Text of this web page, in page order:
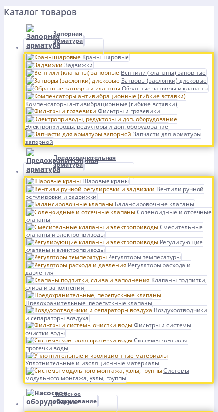
Каталог товаров
Запорная
арматура
Краны шаровые
Задвижки
Вентили (клапаны) запорные
Затворы (заслонки) дисковые
Обратные затворы и клапаны
Компенсаторы антивибрационные (гибкие вставки)
Фильтры и грязевики
Электроприводы, редукторы и доп. оборудование
Запчасти для арматуры
запорной
Предохранительная
арматура
Шаровые краны
Вентили ручной
регулировки и задвижки
Балансировочные клапаны
Соленоидные и отсечные
клапаны
Смесительные
клапаны и электроприводы
Регулирующие
клапаны и электроприводы
Регуляторы температуры
Регуляторы расхода и
давления
Клапаны подпитки,
слива и заполнения
Предохранительные, перепускные клапаны
Воздухоотводчики
и сепараторы воздуха
Фильтры и системы
очистки воды
Системы контроля
протечки воды
Уплотнительные и изоляционные материалы
Системы
модульного монтажа, узлы, группы
Насосное
оборудование